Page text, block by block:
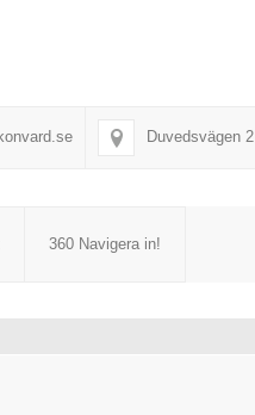
Duvedsvägen 2
360 Navigera in!